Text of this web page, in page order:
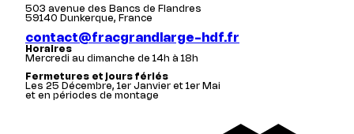
503 avenue des Bancs de Flandres
59140 Dunkerque, France
contact@fracgrandlarge-hdf.fr
Horaires
Mercredi au dimanche de 14h à 18h
Fermetures et jours fériés
Les 25 Décembre, 1er Janvier et 1er Mai
et en périodes de montage